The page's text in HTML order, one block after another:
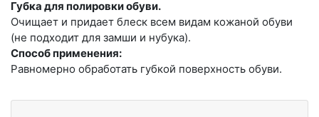
Губка для полировки обуви.
Очищает и придает блеск всем видам кожаной обуви
(не подходит для замши и нубука).
Способ применения:
Равномерно обработать губкой поверхность обуви.